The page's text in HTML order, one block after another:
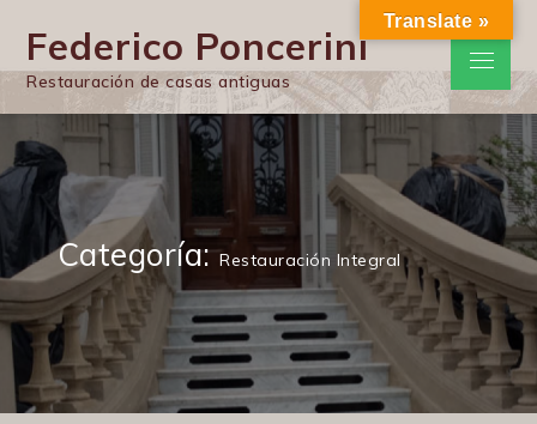
content
Federico Poncerini
Restauración de casas antiguas
Menu
Categoría:Restauración Integral
Translate »